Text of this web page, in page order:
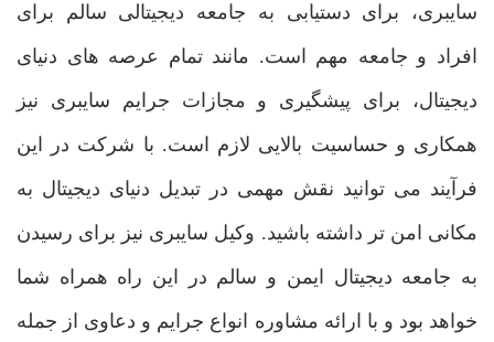
سایبری، برای دستیابی به جامعه دیجیتالی سالم برای
افراد و جامعه مهم است. مانند تمام عرصه های دنیای
دیجیتال، برای پیشگیری و مجازات جرایم سایبری نیز
همکاری و حساسیت بالایی لازم است. با شرکت در این
فرآیند می توانید نقش مهمی در تبدیل دنیای دیجیتال به
مکانی امن تر داشته باشید. وکیل سایبری نیز برای رسیدن
به جامعه دیجیتال ایمن و سالم در این راه همراه شما
خواهد بود و با ارائه مشاوره انواع جرایم و دعاوی از جمله